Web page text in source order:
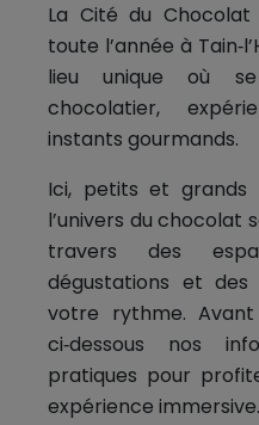
La Cité du
toute l’année à
lieu unique où se
chocolatier,
instants gourmands.
Ici, petits et grands
l’univers du chocolat
travers des
dégustations et
votre rythme.
ci‑dessous nos
pratiques pour
expérience immersive.